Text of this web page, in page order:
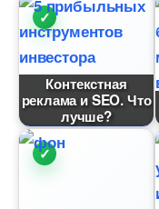
Контекстная
реклама и SEO. Что
лучше?